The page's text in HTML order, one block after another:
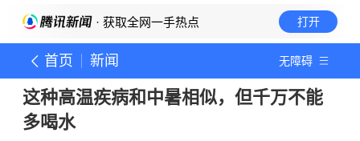
· 获取全网一手热点 打开
首页 新闻 无障碍
这种高温疾病和中暑相似，但千万不能
多喝水